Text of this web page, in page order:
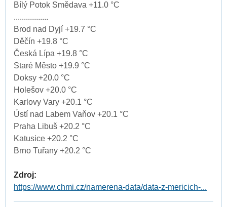
Bílý Potok Smědava +11.0 °C
.................
Brod nad Dyjí +19.7 °C
Děčín +19.8 °C
Česká Lípa +19.8 °C
Staré Město +19.9 °C
Doksy +20.0 °C
Holešov +20.0 °C
Karlovy Vary +20.1 °C
Ústí nad Labem Vaňov +20.1 °C
Praha Libuš +20.2 °C
Katusice +20.2 °C
Brno Tuřany +20.2 °C
Zdroj:
https://www.chmi.cz/namerena-data/data-z-mericich-...